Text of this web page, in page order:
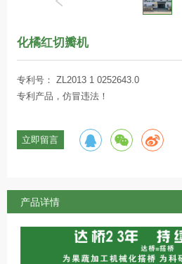
化橘红切瓣机
专利号： ZL2013 1 0252643.0
专利产品，仿冒违法！
立即留言
产品详情